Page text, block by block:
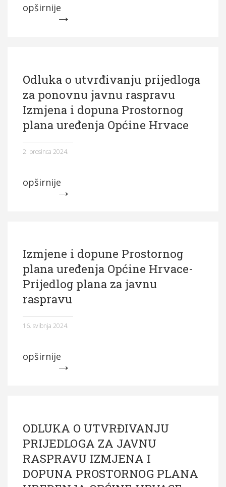
opširnije
Odluka o utvrđivanju prijedloga
za ponovnu javnu raspravu
Izmjena i dopuna Prostornog
plana uređenja Općine Hrvace
2. prosinca 2024.
opširnije
Izmjene i dopune Prostornog
plana uređenja Općine Hrvace-
Prijedlog plana za javnu
raspravu
16. svibnja 2024.
opširnije
ODLUKA O UTVRĐIVANJU
PRIJEDLOGA ZA JAVNU
RASPRAVU IZMJENA I
DOPUNA PROSTORNOG PLANA